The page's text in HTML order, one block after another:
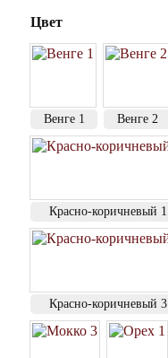
Цвет
Венге 1 Венге 2
Красно-коричневый 1
Красно-коричневый 3